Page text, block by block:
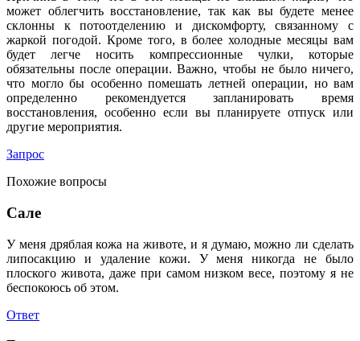
может облегчить восстановление, так как вы будете менее
склонны к потоотделению и дискомфорту, связанному с
жаркой погодой. Кроме того, в более холодные месяцы вам
будет легче носить компрессионные чулки, которые
обязательны после операции. Важно, чтобы не было ничего,
что могло бы особенно помешать летней операции, но вам
определенно рекомендуется запланировать время
восстановления, особенно если вы планируете отпуск или
другие мероприятия.
Запрос
Похожие вопросы
Сале
У меня дряблая кожа на животе, и я думаю, можно ли сделать
липосакцию и удаление кожи. У меня никогда не было
плоского живота, даже при самом низком весе, поэтому я не
беспокоюсь об этом.
Ответ